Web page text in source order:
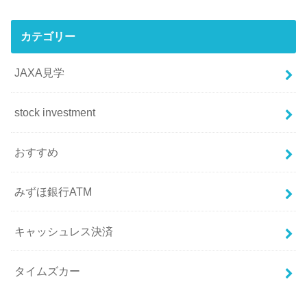
カテゴリー
JAXA見学
stock investment
おすすめ
みずほ銀行ATM
キャッシュレス決済
タイムズカー